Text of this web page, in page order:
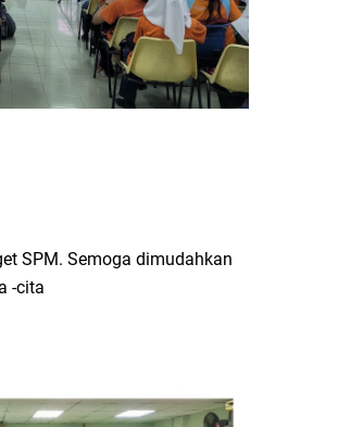
SPM. Semoga dimudahkan
-cita